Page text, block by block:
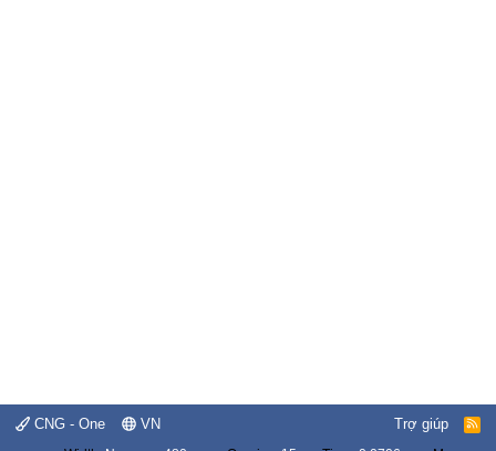
CNG - One VN Trợ giúp
R